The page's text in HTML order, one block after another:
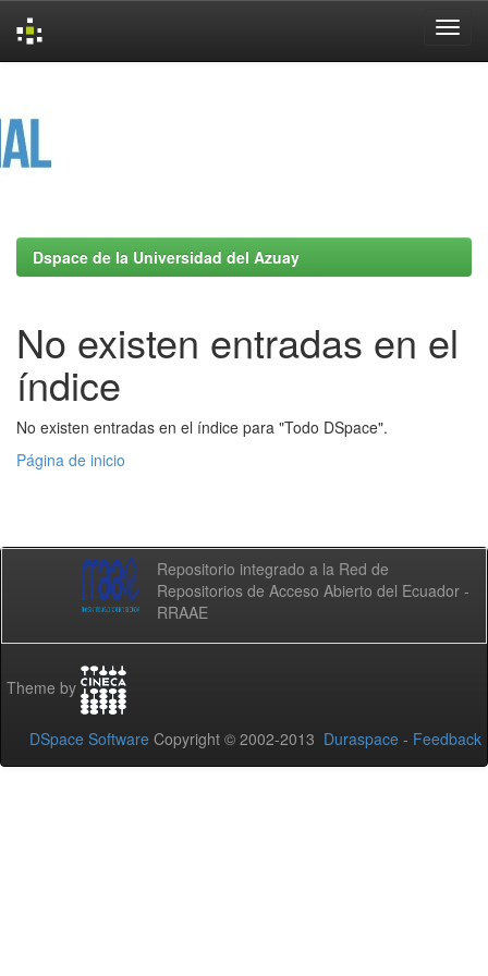
Dspace de la Universidad del Azuay
No existen entradas en el
índice
No existen entradas en el índice para "Todo DSpace".
Página de inicio
Repositorio integrado a la Red de
Repositorios de Acceso Abierto del Ecuador -
RRAAE
Theme by
DSpace Software Copyright © 2002-2013 Duraspace - Feedback